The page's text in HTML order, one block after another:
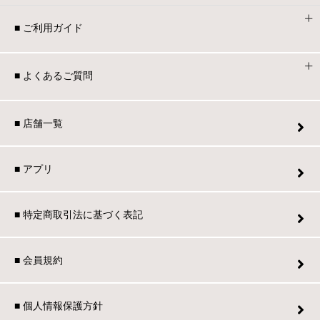
■ ご利用ガイド
■ よくあるご質問
■ 店舗一覧
■ アプリ
■ 特定商取引法に基づく表記
■ 会員規約
■ 個人情報保護方針